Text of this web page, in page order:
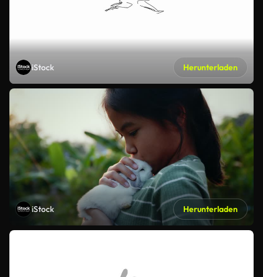
iStock Herunterladen
iStock Herunterladen